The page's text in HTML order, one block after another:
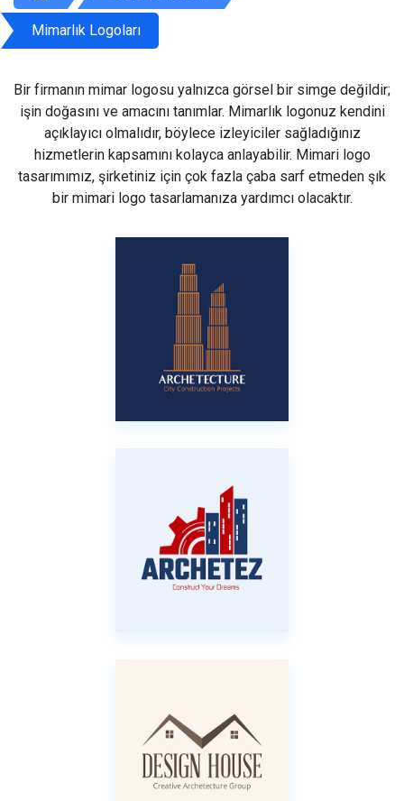
Mimarlık Logoları
Bir firmanın mimar logosu yalnızca görsel bir simge değildir;
işin doğasını ve amacını tanımlar. Mimarlık logonuz kendini
açıklayıcı olmalıdır, böylece izleyiciler sağladığınız
hizmetlerin kapsamını kolayca anlayabilir. Mimari logo
tasarımımız, şirketiniz için çok fazla çaba sarf etmeden şık
bir mimari logo tasarlamanıza yardımcı olacaktır.